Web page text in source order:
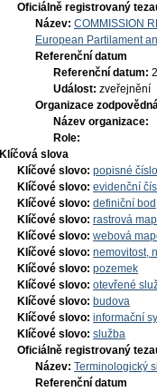
Oficiálně registrovaný
Název: COMMISSION
European Partilament
Referenční datum
Referenční datum:
Událost: zveřejnění
Organizace
Název organizace:
Role:
Klíčová slova
Klíčové slovo: popisné
Klíčové slovo: evidenční
Klíčové slovo: definiční
Klíčové slovo: rastrová
Klíčové slovo: webová
Klíčové slovo: nemovitost,
Klíčové slovo: pozemek
Klíčové slovo: otevřené
Klíčové slovo: budova
Klíčové slovo: informační
Klíčové slovo: služba
Oficiálně registrovaný
Název: Terminologický
Referenční datum